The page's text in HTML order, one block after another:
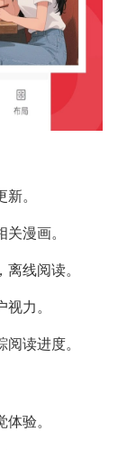
。
漫画。
线阅读。
力。
读进度。
验。